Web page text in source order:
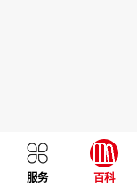
服务 百科